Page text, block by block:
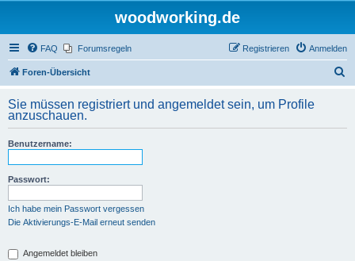
woodworking.de
FAQ Forumsregeln Anmelden
Registrieren
Foren-Übersicht
h
Sie müssen registriert und angemeldet sein, um Profile
anzuschauen.
Benutzername:
Passwort:
Ich habe mein Passwort vergessen
Die Aktivierungs-E-Mail erneut senden
Angemeldet bleiben